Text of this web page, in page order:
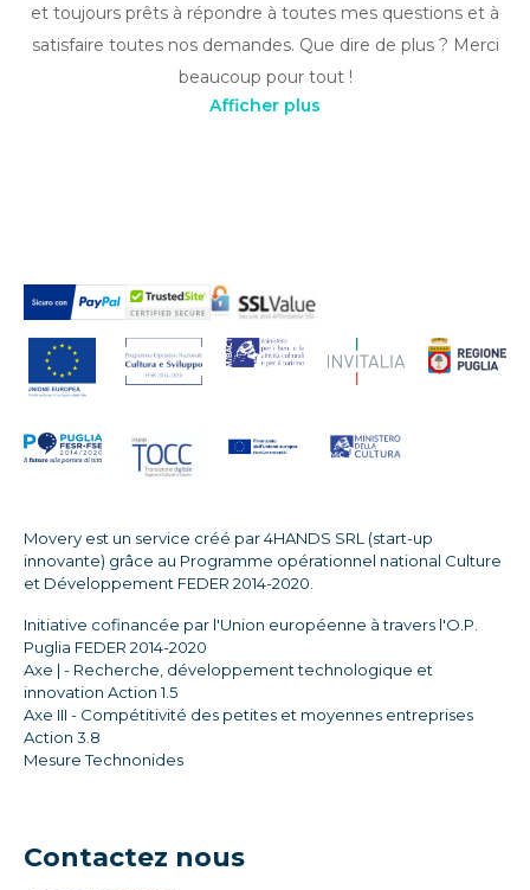
et toujours prêts à répondre à toutes mes questions et à
satisfaire toutes nos demandes. Que dire de plus ? Merci
beaucoup pour tout !
Afficher plus
Movery est un service créé par 4HANDS SRL (start-up
innovante) grâce au Programme opérationnel national Culture
et Développement FEDER 2014-2020.
Initiative cofinancée par l'Union européenne à travers l'O.P.
Puglia FEDER 2014-2020
Axe | - Recherche, développement technologique et
innovation Action 1.5
Axe III - Compétitivité des petites et moyennes entreprises
Action 3.8
Mesure Technonides
Contactez nous